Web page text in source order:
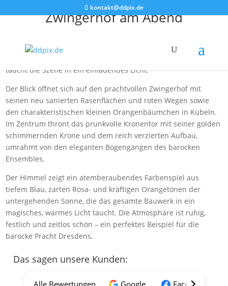
kontakt@ddpix.de
Zwingerhof am Abend
milden Frühsommerabends. Im Vordergrund leuchtet eine
historische Laterne warm auf einer steinernen Balustrade und
taucht die Szene in ein einladendes Licht.
Der Blick öffnet sich auf den prachtvollen Zwingerhof mit
seinen neu sanierten Rasenflächen und roten Wegen sowie
den charakteristischen kleinen Orangenbäumchen in Kübeln.
Im Zentrum thront das prunkvolle Kronentor mit seiner golden
schimmernden Krone und dem reich verzierten Aufbau,
umrahmt von den eleganten Bogengängen des barocken
Ensembles.
Der Himmel zeigt ein atemberaubendes Farbenspiel aus
tiefem Blau, zarten Rosa- und kräftigen Orangetönen der
untergehenden Sonne, die das gesamte Bauwerk in ein
magisches, warmes Licht taucht. Die Atmosphäre ist ruhig,
festlich und zeitlos schön – ein perfektes Beispiel für die
barocke Pracht Dresdens.
Das sagen unsere Kunden:
Alle Bewertungen Google Facebook